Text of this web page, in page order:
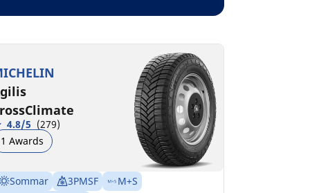
4.8/5 (279)
1 Awards
Sommar 3PMSF
M+S